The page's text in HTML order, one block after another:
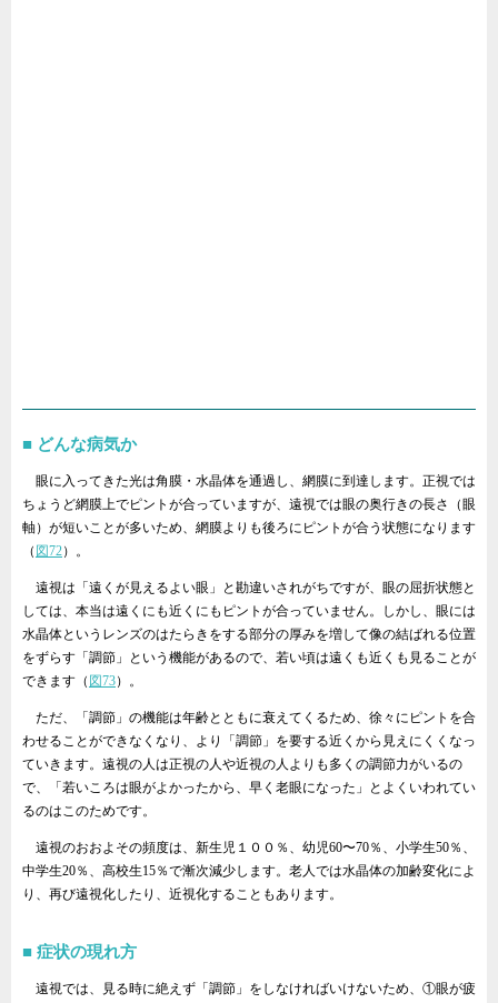
どんな病気か
眼に入ってきた光は角膜・水晶体を通過し、網膜に到達します。正視では
ちょうど網膜上でピントが合っていますが、遠視では眼の奥行きの長さ（眼
軸）が短いことが多いため、網膜よりも後ろにピントが合う状態になります
（ 図72）。
遠視は「遠くが見えるよい眼」と勘違いされがちですが、眼の屈折状態と
しては、本当は遠くにも近くにもピントが合っていません。しかし、眼には
水晶体というレンズのはたらきをする部分の厚みを増して像の結ばれる位置
をずらす「調節」という機能があるので、若い頃は遠くも近くも見ることが
できます（ 図73）。
ただ、「調節」の機能は年齢とともに衰えてくるため、徐々にピントを合
わせることができなくなり、より「調節」を要する近くから見えにくくなっ
ていきます。遠視の人は正視の人や近視の人よりも多くの調節力がいるの
で、「若いころは眼がよかったから、早く老眼になった」とよくいわれてい
るのはこのためです。
遠視のおおよその頻度は、新生児１００％、幼児60〜70％、小学生50％、
中学生20％、高校生15％で漸次減少します。老人では水晶体の加齢変化によ
り、再び遠視化したり、近視化することもあります。
症状の現れ方
遠視では、見る時に絶えず「調節」をしなければいけないため、①眼が疲